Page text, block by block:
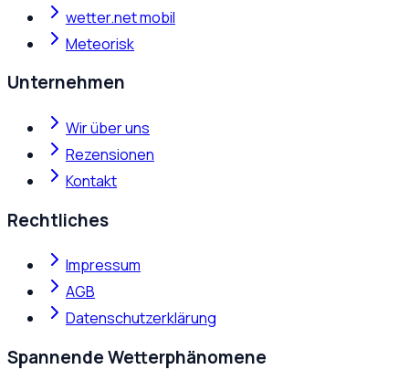
wetter.net mobil
Meteorisk
Unternehmen
Wir über uns
Rezensionen
Kontakt
Rechtliches
Impressum
AGB
Datenschutzerklärung
Spannende Wetterphänomene